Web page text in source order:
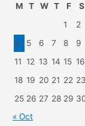
M
T W T F S
1
2
4
5 6 7 8 9
11 12 13 14 15 16
18 19 20 21 22 23
25 26 27 28 29
« Oct